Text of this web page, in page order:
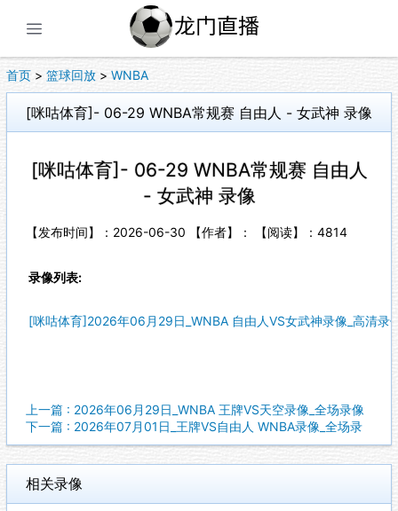
首页 > 篮球回放 > WNBA
[咪咕体育]- 06-29 WNBA常规赛 自由人 - 女武神 录像
[咪咕体育]- 06-29 WNBA常规赛 自由人
- 女武神 录像
【发布时间】：2026-06-30 【作者】： 【阅读】： 4814
录像列表:
[咪咕体育]2026年06月29日_WNBA 自由人VS女武神录像_高清录
上一篇 : 2026年06月29日_WNBA 王牌VS天空录像_全场录像
下一篇 : 2026年07月01日_王牌VS自由人 WNBA录像_全场录
相关录像